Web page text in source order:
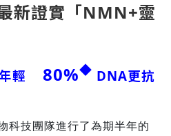
新證實「NMN+靈
年輕 80%◆ DNA更抗
科技團隊進行了為期半年的